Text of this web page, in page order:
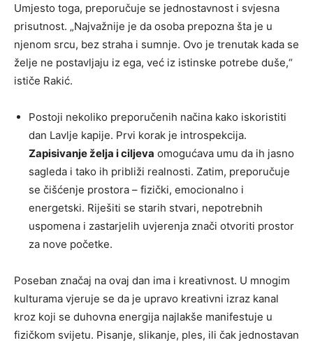
Umjesto toga, preporučuje se jednostavnost i svjesna
prisutnost. „Najvažnije je da osoba prepozna šta je u
njenom srcu, bez straha i sumnje. Ovo je trenutak kada se
želje ne postavljaju iz ega, već iz istinske potrebe duše,“
ističe Rakić.
Postoji nekoliko preporučenih načina kako iskoristiti
dan Lavlje kapije. Prvi korak je introspekcija.
Zapisivanje želja i ciljeva omogućava umu da ih jasno
sagleda i tako ih približi realnosti. Zatim, preporučuje
se čišćenje prostora – fizički, emocionalno i
energetski. Riješiti se starih stvari, nepotrebnih
uspomena i zastarjelih uvjerenja znači otvoriti prostor
za nove početke.
Poseban značaj na ovaj dan ima i kreativnost. U mnogim
kulturama vjeruje se da je upravo kreativni izraz kanal
kroz koji se duhovna energija najlakše manifestuje u
fizičkom svijetu. Pisanje, slikanje, ples, ili čak jednostavan